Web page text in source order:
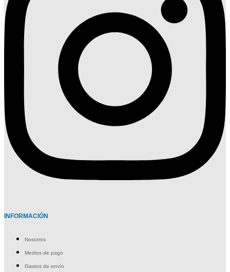
INFORMACIÓN
Nosotros
Medios de pago
Gastos de envío